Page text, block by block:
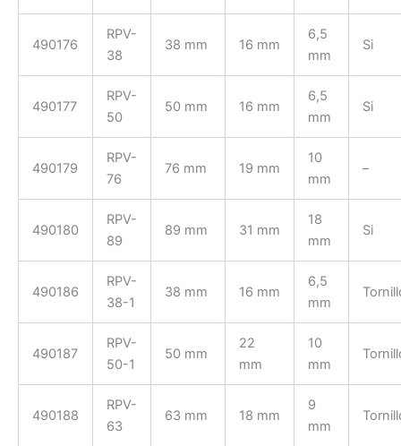
490176
RPV-
38
38 mm 16 mm
6,5
mm
Si
490177
RPV-
50
50 mm 16 mm
6,5
mm
Si
490179
RPV-
76
76 mm 19 mm
10
mm
–
490180
RPV-
89
89 mm 31 mm
18
mm
Si
490186
RPV-
38-1
38 mm 16 mm
6,5
mm
490187
RPV-
50-1
50 mm
22
mm
10
mm
490188
RPV-
63
63 mm 18 mm
9
mm